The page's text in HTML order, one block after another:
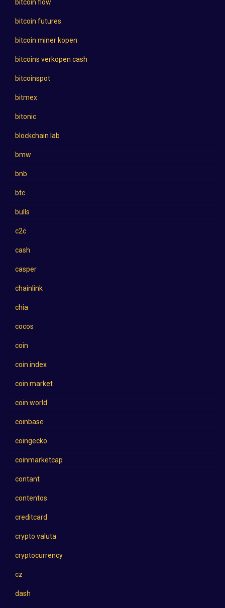
bitcoin flow
bitcoin futures
bitcoin miner kopen
bitcoins verkopen cash
bitcoinspot
bitmex
bitonic
blockchain lab
bmw
bnb
btc
bulls
c2c
cash
casper
chainlink
chia
cocos
coin
coin index
coin market
coin world
coinbase
coingecko
coinmarketcap
contant
contentos
creditcard
crypto valuta
cryptocurrency
cz
dash